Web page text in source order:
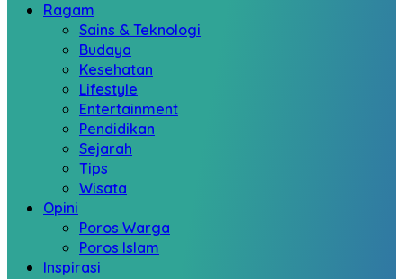
Ragam
Sains & Teknologi
Budaya
Kesehatan
Lifestyle
Entertainment
Pendidikan
Sejarah
Tips
Wisata
Opini
Poros Warga
Poros Islam
Inspirasi